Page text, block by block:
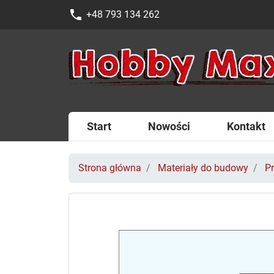
phone +48 793 134 262
Start Nowości Kontakt
Strona główna Materiały do budowy